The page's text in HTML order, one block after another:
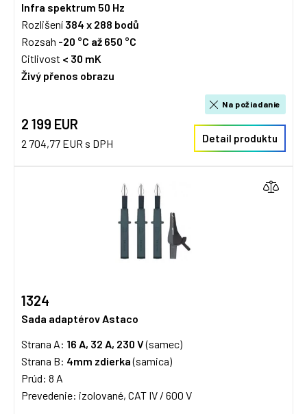
Infra spektrum 50 Hz
Rozlišení 384 x 288 bodů
Rozsah -20 °C až 650 °C
Citlivost < 30 mK
Živý přenos obrazu
2 199 EUR
2 704,77 EUR s DPH
Na požiadanie
Detail produktu
1324
Sada adaptérov Astaco
Strana A: 16 A, 32 A, 230 V(samec)
Strana B: 4mm zdierka(samica)
Prúd: 8 A
Prevedenie: izolované, CAT IV / 600 V